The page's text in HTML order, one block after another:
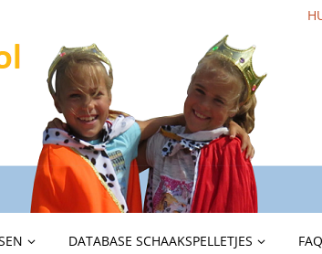
DATABASE SCHAAKSPELLETJES